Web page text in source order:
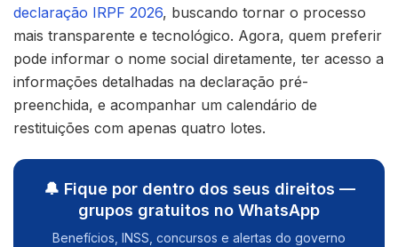
declaração IRPF 2026, buscando tornar o processo
mais transparente e tecnológico. Agora, quem preferir
pode informar o nome social diretamente, ter acesso a
informações detalhadas na declaração pré-
preenchida, e acompanhar um calendário de
restituições com apenas quatro lotes.
🔔 Fique por dentro dos seus direitos —
grupos gratuitos no WhatsApp
Benefícios, INSS, concursos e alertas do governo